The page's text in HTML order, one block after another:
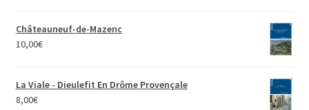
Châteauneuf-de-Mazenc
10,00€
La Viale - Dieulefit En Drôme Provençale
8,00€